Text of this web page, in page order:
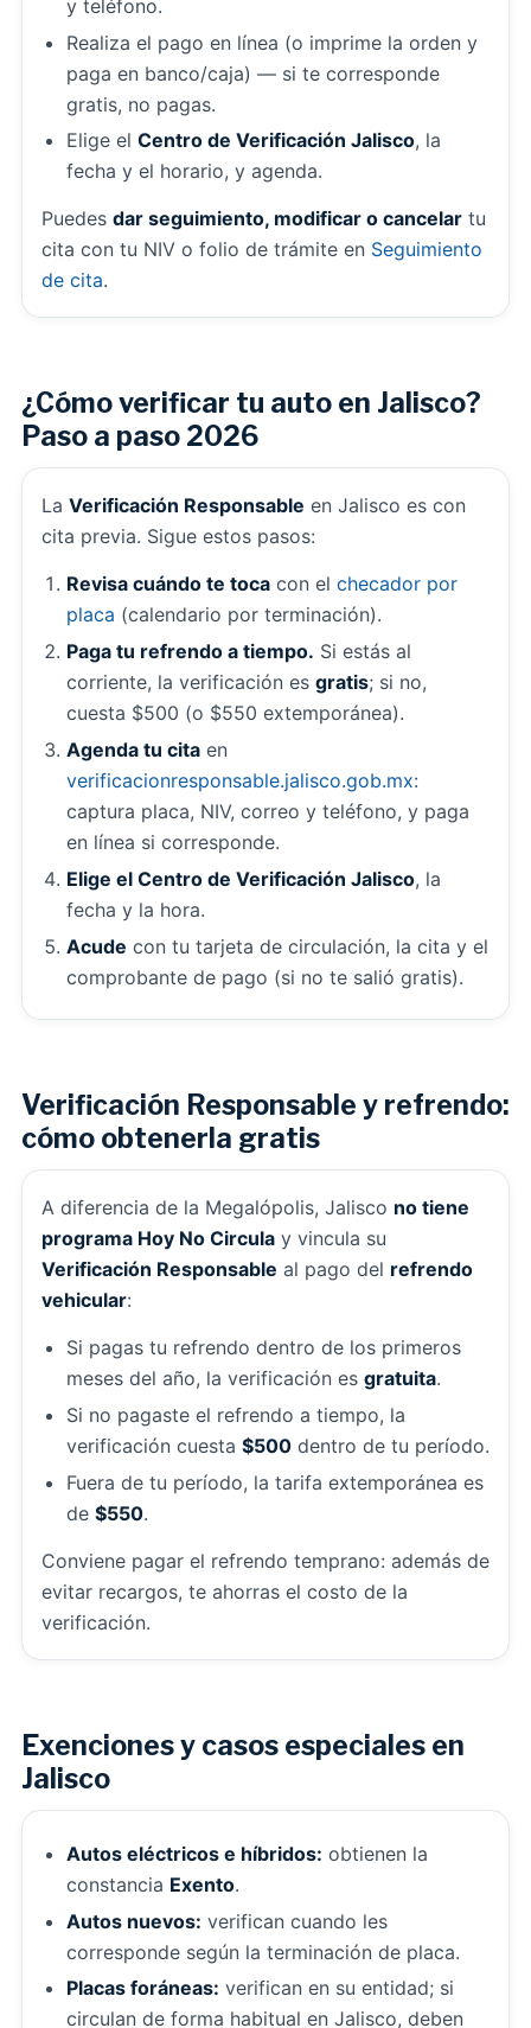
y teléfono.
Realiza el pago en línea (o imprime la orden y
paga en banco/caja) — si te corresponde
gratis, no pagas.
Elige el Centro de Verificación Jalisco, la
fecha y el horario, y agenda.
Puedes dar seguimiento, modificar o cancelar tu
cita con tu NIV o folio de trámite en Seguimiento
de cita.
¿Cómo verificar tu auto en Jalisco?
Paso a paso 2026
La Verificación Responsable en Jalisco es con
cita previa. Sigue estos pasos:
Revisa cuándo te tocacon el checador por
placa (calendario por terminación).
Paga tu refrendo a tiempo. Si estás al
corriente, la verificación es gratis; si no,
cuesta $500 (o $550 extemporánea).
Agenda tu citaen
verificacionresponsable.jalisco.gob.mx:
captura placa, NIV, correo y teléfono, y paga
en línea si corresponde.
Elige el Centro de Verificación Jalisco, la
fecha y la hora.
Acude con tu tarjeta de circulación, la cita y el
comprobante de pago (si no te salió gratis).
Verificación Responsable y refrendo:
cómo obtenerla gratis
A diferencia de la Megalópolis, Jalisco no tiene
programa Hoy No Circula y vincula su
Verificación Responsable al pago del refrendo
vehicular:
Si pagas tu refrendo dentro de los primeros
meses del año, la verificación es gratuita.
Si no pagaste el refrendo a tiempo, la
verificación cuesta $500dentro de tu período.
Fuera de tu período, la tarifa extemporánea es
de $550.
Conviene pagar el refrendo temprano: además de
evitar recargos, te ahorras el costo de la
verificación.
Exenciones y casos especiales en
Jalisco
Autos eléctricos e híbridos: obtienen la
constancia Exento.
Autos nuevos: verifican cuando les
corresponde según la terminación de placa.
Placas foráneas: verifican en su entidad; si
circulan de forma habitual en Jalisco, deben